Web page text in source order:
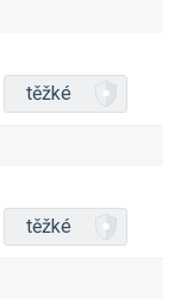
těžké
těžké